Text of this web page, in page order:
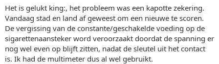
Het is gelukt king:, het probleem was een kapotte zekering.
Vandaag stad en land af geweest om een nieuwe te scoren.
De vergissing van de constante/geschakelde voeding op de
sigarettenaansteker word veroorzaakt doordat de spanning er
nog wel even op blijft zitten, nadat de sleutel uit het contact
is. Ik had de multimeter dus al wel gebruikt.